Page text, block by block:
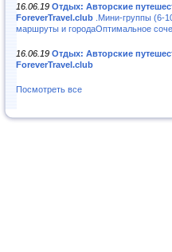
16.06.19 Отдых: Авторские
ForeverTravel.club .Мини-группы (6-
маршруты и городаОптимальное
16.06.19 Отдых: Авторские
ForeverTravel.club
Посмотреть все